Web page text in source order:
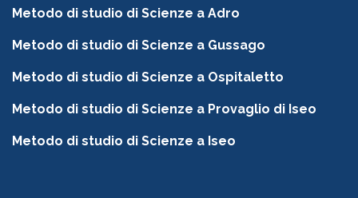
Metodo di studio di Scienze a Adro
Metodo di studio di Scienze a Gussago
Metodo di studio di Scienze a Ospitaletto
Metodo di studio di Scienze a Provaglio di Iseo
Metodo di studio di Scienze a Iseo